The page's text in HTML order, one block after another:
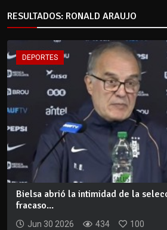
RESULTADOS: RONALD ARAUJO
DEPORTES
Bielsa abrió la intimidad de la
fracaso...
Jun 30 2026 434 100